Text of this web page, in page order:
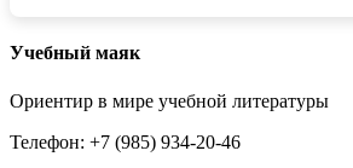
Учебный маяк
Ориентир в мире учебной литературы
Телефон: +7 (985) 934-20-46